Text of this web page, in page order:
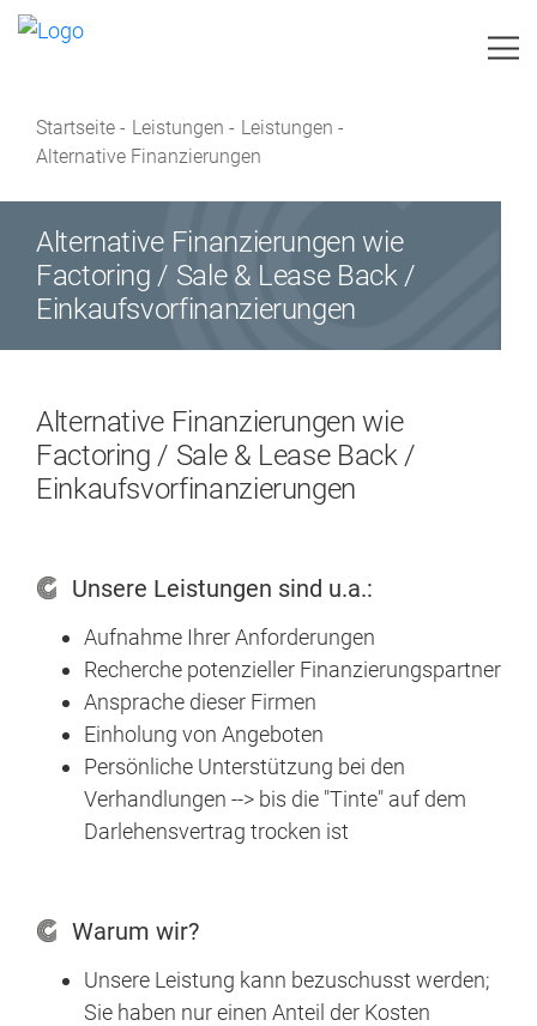
IHR VORHABEN
LEISTUNGEN
BRANCHEN
TEAM
IMAGEBROSCHÜRE
KONTAKT
Facebook|X| LinkedIn|Xing|YouTube
Startseite - Leistungen - Leistungen -
Alternative Finanzierungen
Alternative Finanzierungen wie
Factoring / Sale & Lease Back /
Einkaufsvorfinanzierungen
Alternative Finanzierungen wie
Factoring / Sale & Lease Back /
Einkaufsvorfinanzierungen
Unsere Leistungen sind u.a.:
Aufnahme Ihrer Anforderungen
Recherche potenzieller Finanzierungspartner
Ansprache dieser Firmen
Einholung von Angeboten
Persönliche Unterstützung bei den
Verhandlungen --> bis die "Tinte" auf dem
Darlehensvertrag trocken ist
Warum wir?
Unsere Leistung kann bezuschusst werden;
Sie haben nur einen Anteil der Kosten